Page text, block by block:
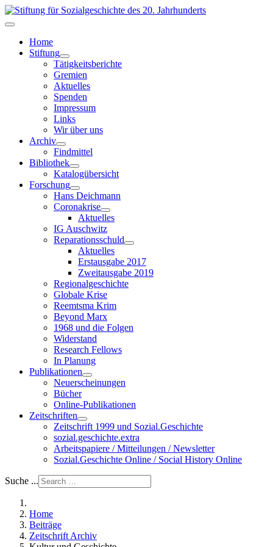
Home
Stiftung
Tätigkeitsberichte
Gremien
Aktuelles
Spenden
Impressum
Links
Wir über uns
Archiv
Findmittel
Bibliothek
Katalogübersicht
Forschung
Hans Deichmann
Coronakrise
Aktuelles
IG Auschwitz
Reparationsschuld
Aktuelles
Erstausgabe 2017
Zweitausgabe 2019
Regionalgeschichte
Globale Krise
Reemtsma Krim
Beyond Marx
1968 und die Folgen
Widerstand
Research Fellows
In Planung
Publikationen
Neuerscheinungen
Bücher
Online-Publikationen
Zeitschriften
Zeitschrift 1999 und Sozial.Geschichte
sozial.geschichte.extra
Arbeitspapiere / Mitteilungen / Newsletter
Sozial.Geschichte Online / Social History Online
Suche ...
Home
Beiträge
Zeitschrift Archiv